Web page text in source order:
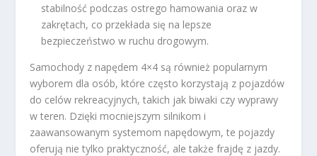
stabilność podczas ostrego hamowania oraz w
zakrętach, co przekłada się na lepsze
bezpieczeństwo w ruchu drogowym.
Samochody z napędem 4×4 są również popularnym
wyborem dla osób, które często korzystają z pojazdów
do celów rekreacyjnych, takich jak biwaki czy wyprawy
w teren. Dzięki mocniejszym silnikom i
zaawansowanym systemom napędowym, te pojazdy
oferują nie tylko praktyczność, ale także frajdę z jazdy.